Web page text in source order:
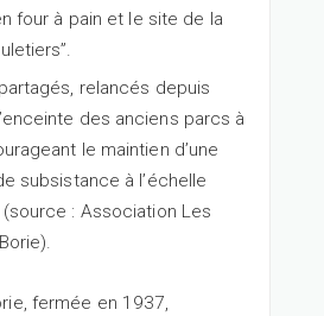
four à pain et le site de la
relancés depuis
des anciens parcs à
le maintien d’une
subsistance à l’échelle
: Association Les
fermée en 1937,